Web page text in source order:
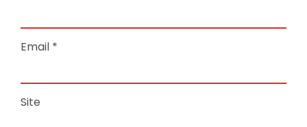
Email *
Site